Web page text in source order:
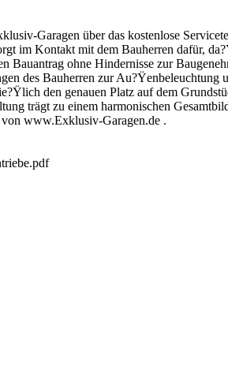
Garagen über das kostenlose
im Kontakt mit dem Bauherren dafür,
Bauantrag ohne Hindernisse zur
des Bauherren zur Au?Ÿenbeleuchtung
den genauen Platz auf dem
trägt zu einem harmonischen
www.Exklusiv-Garagen.de .